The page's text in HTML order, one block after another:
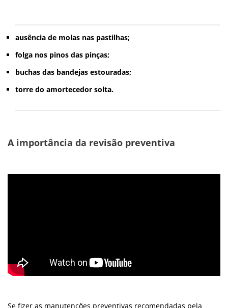
ausência de molas nas pastilhas;
folga nos pinos das pinças;
buchas das bandejas estouradas;
torre do amortecedor solta.
A importância da revisão preventiva
Se fizer as manutenções preventivas recomendadas pela